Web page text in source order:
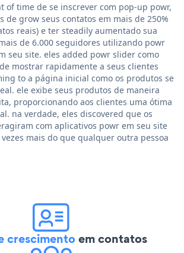
of time de se inscrever com pop-up powr,
de grow seus contatos em mais de 250%
reais) e ter steadily aumentado sua
de 6.000 seguidores utilizando powr
seu site. eles added powr slider como
mostrar rapidamente a seus clientes
to a página inicial como os produtos se
ele exibe seus produtos de maneira
proporcionando aos clientes uma ótima
na verdade, eles discovered que os
com aplicativos powr em seu site
mais do que qualquer outra pessoa
crescimentoem contatos